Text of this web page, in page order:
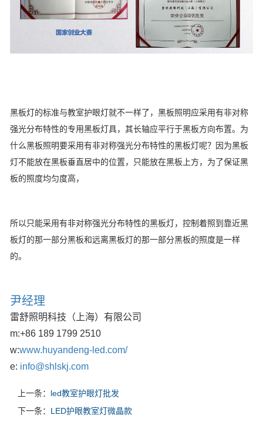
黑板灯的标准与教室护眼灯就不一样了，黑板照明应采用有非对称
强光分布特性的专用黑板灯具，其长轴应平行于黑板方向布置。为
什么黑板照明要采用有非对称强光分布特性的黑板灯呢？因为黑板
灯不能放在黑板垂直居中的位置，只能放在黑板上方，为了保证黑
板的照度均匀度高，
所以只能采用有非对称强光分布特性的黑板灯，控制着照到靠近黑
板灯的那一部分黑板和远离黑板灯的那一部分黑板的照度是一样
的。
尹经理
雷舒照明科技（上海）有限公司
m:+86 189 1799 2510
w:www.huyandeng-led.com/
e: info@shlskj.com
上一条： led教室护眼灯批发
下一条： LED护眼教室灯微晶款